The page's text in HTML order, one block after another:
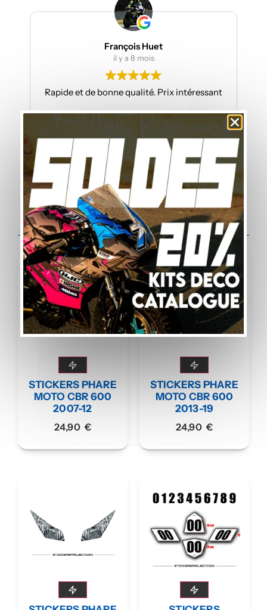
François Huet
il y a 8 mois
Rapide et de bonne qualité. Prix intéressant
Vous serez peut-être intéressé par…
STICKERS PHARE
MOTO CBR 600
2007-12
24,90 €
STICKERS PHARE
MOTO CBR 600
2013-19
24,90 €